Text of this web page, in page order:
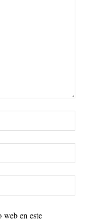
en este